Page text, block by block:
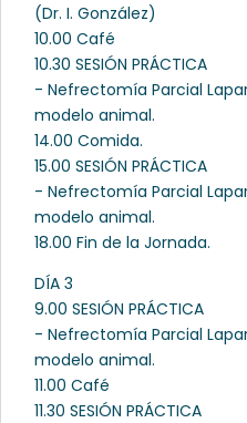
(Dr. I. González)
10.00 Café
10.30 SESIÓN PRÁCTICA
- Nefrectomía Parcial
modelo animal.
14.00 Comida.
15.00 SESIÓN PRÁCTICA
- Nefrectomía Parcial
modelo animal.
18.00 Fin de la Jornada.
DÍA 3
9.00 SESIÓN PRÁCTICA
- Nefrectomía Parcial
modelo animal.
11.00 Café
11.30 SESIÓN PRÁCTICA